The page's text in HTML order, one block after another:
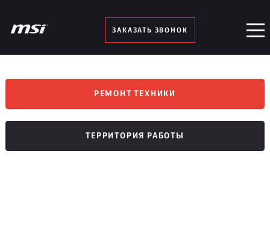
ЗАКАЗАТЬ ЗВОНОК
РЕМОНТ ТЕХНИКИ
ТЕРРИТОРИЯ РАБОТЫ